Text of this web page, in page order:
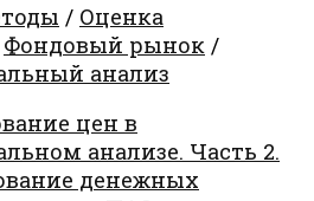
/ Оценка
Фондовый рынок /
анализ
цен в
анализе. Часть 2.
денежных